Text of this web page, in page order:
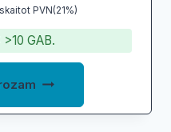
€.
PVN(21%)
GAB.